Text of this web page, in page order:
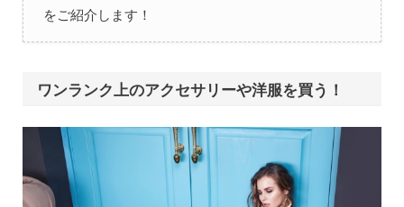
をご紹介します！
ワンランク上のアクセサリーや洋服を買う！